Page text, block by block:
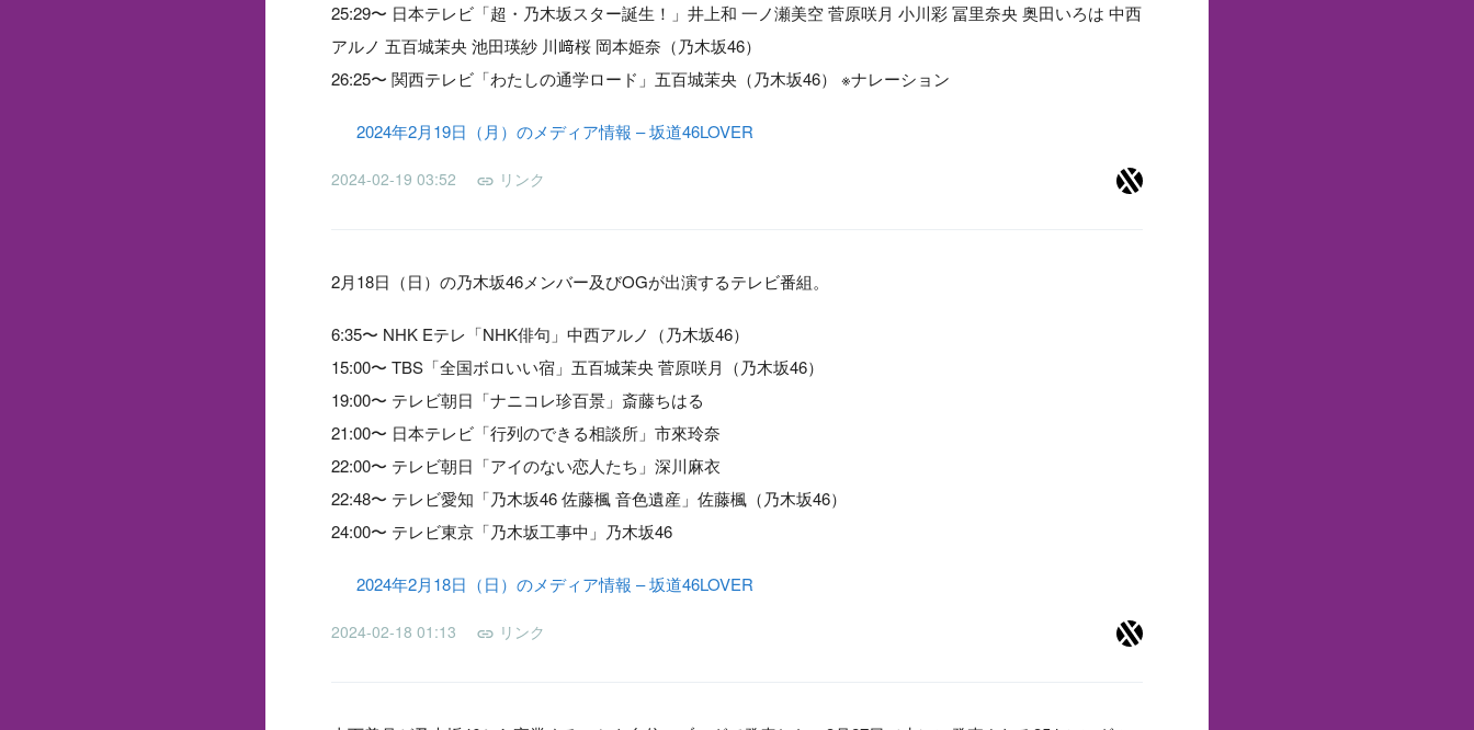
25:29〜 日本テレビ「超・乃木坂スター誕生！」井上和 一ノ瀬美空 菅原咲月 小川彩 冨里奈央 奥田いろは 中西
アルノ 五百城茉央 池田瑛紗 川﨑桜 岡本姫奈（乃木坂46）
26:25〜 関西テレビ「わたしの通学ロード」五百城茉央（乃木坂46） ※ナレーション
2024年2月19日（月）のメディア情報 – 坂道46LOVER
2024-02-19 03:52 リンク
2月18日（日）の乃木坂46メンバー及びOGが出演するテレビ番組。
6:35〜 NHK Eテレ「NHK俳句」中西アルノ（乃木坂46）
15:00〜 TBS「全国ボロいい宿」五百城茉央 菅原咲月（乃木坂46）
19:00〜 テレビ朝日「ナニコレ珍百景」斎藤ちはる
21:00〜 日本テレビ「行列のできる相談所」市來玲奈
22:00〜 テレビ朝日「アイのない恋人たち」深川麻衣
22:48〜 テレビ愛知「乃木坂46 佐藤楓 音色遺産」佐藤楓（乃木坂46）
24:00〜 テレビ東京「乃木坂工事中」乃木坂46
2024年2月18日（日）のメディア情報 – 坂道46LOVER
2024-02-18 01:13 リンク